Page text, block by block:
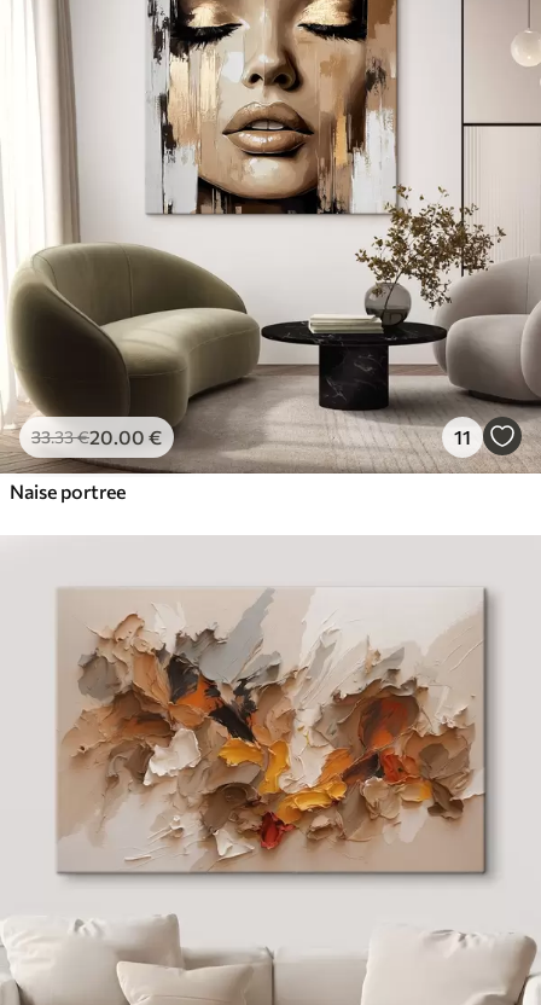
33.33€20.00 € 11
Naise portree